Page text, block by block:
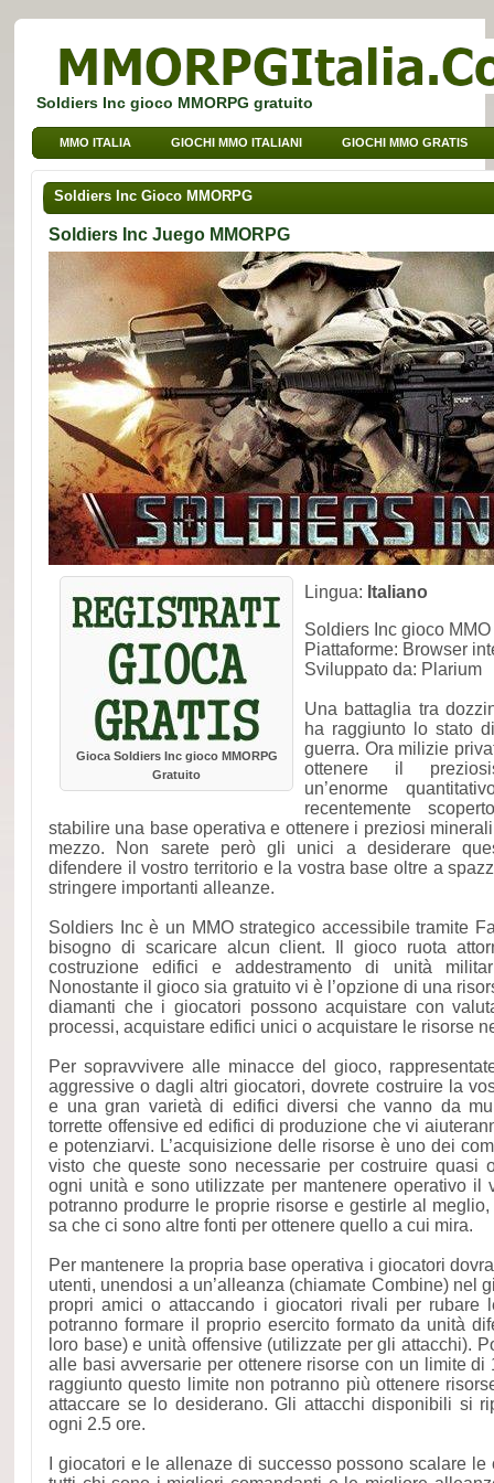
Soldiers Inc gioco MMORPG gratuito
MMO ITALIA GIOCHI MMO ITALIANI GIOCHI MMO GRATIS
GIOCHI BROWSER MMO GIOCHI MMO PER BAMBINI
GIOCHI MMO DI SPORT
Soldiers Inc Gioco MMORPG
Soldiers Inc Juego MMORPG
Gioca Soldiers Inc gioco MMORPG
Gratuito
Lingua: Italiano
Soldiers Inc gioco
Piattaforme: Browser
Sviluppato da: Plarium
Una battaglia tra
ha raggiunto lo stato
guerra. Ora milizie
ottenere il
un’enorme
recentemente
stabilire una base operativa e ottenere i preziosi
mezzo. Non sarete però gli unici a desiderare
difendere il vostro territorio e la vostra base oltre a
stringere importanti alleanze.
Soldiers Inc è un MMO strategico accessibile tramite
bisogno di scaricare alcun client. Il gioco ruota
costruzione edifici e addestramento di unità
Nonostante il gioco sia gratuito vi è l’opzione di una
diamanti che i giocatori possono acquistare con
processi, acquistare edifici unici o acquistare le risorse
Per sopravvivere alle minacce del gioco,
aggressive o dagli altri giocatori, dovrete costruire la
e una gran varietà di edifici diversi che vanno da
torrette offensive ed edifici di produzione che vi
e potenziarvi. L’acquisizione delle risorse è uno dei
visto che queste sono necessarie per costruire quasi
ogni unità e sono utilizzate per mantenere operativo il
potranno produrre le proprie risorse e gestirle al
sa che ci sono altre fonti per ottenere quello a cui mira.
Per mantenere la propria base operativa i giocatori
utenti, unendosi a un’alleanza (chiamate Combine) nel
propri amici o attaccando i giocatori rivali per rubare
potranno formare il proprio esercito formato da unità
loro base) e unità offensive (utilizzate per gli attacchi).
alle basi avversarie per ottenere risorse con un limite di
raggiunto questo limite non potranno più ottenere
attaccare se lo desiderano. Gli attacchi disponibili si
ogni 2.5 ore.
I giocatori e le allenaze di successo possono scalare